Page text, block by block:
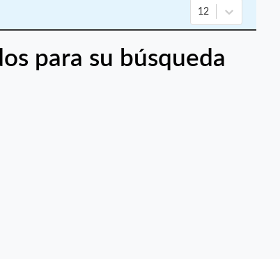
12
para su búsqueda